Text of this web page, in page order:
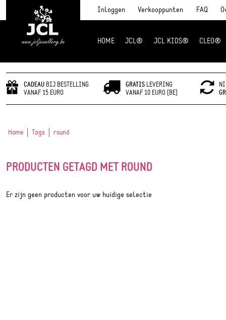
Inloggen Verkooppunten FAQ
HOME JCL® JCL KIDS® CLEO®
CADEAU BIJ BESTELLING
VANAF 15 EURO
GRATISLEVERING
VANAF 10 EURO (BE)
Home Tags round
PRODUCTEN GETAGD MET ROUND
Er zijn geen producten voor uw huidige selectie